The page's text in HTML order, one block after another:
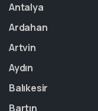
Antalya
Ardahan
Artvin
Aydın
Balıkesir
Bartın